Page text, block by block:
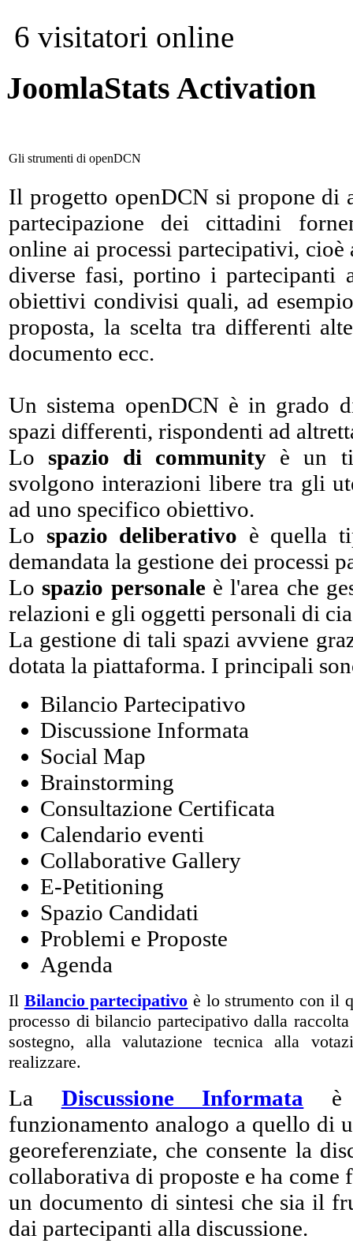
6 visitatori online
JoomlaStats Activation
Gli strumenti di openDCN
Il progetto openDCN si propone di
partecipazione dei cittadini
online ai processi partecipativi, cioè
diverse fasi, portino i partecipanti
obiettivi condivisi quali, ad
proposta, la scelta tra differenti
documento ecc.
Un sistema openDCN è in grado
spazi differenti, rispondenti ad
Lospazio di community è un
svolgono interazioni libere tra gli
ad uno specifico obiettivo.
Lo spazio deliberativo è quella
demandata la gestione dei processi
Lospazio personaleè l'area che
relazioni e gli oggetti personali di
La gestione di tali spazi avviene
dotata la piattaforma. I principali
Bilancio Partecipativo
Discussione Informata
Social Map
Brainstorming
Consultazione Certificata
Calendario eventi
Collaborative Gallery
E-Petitioning
Spazio Candidati
Problemi e Proposte
Agenda
Il Bilancio partecipativo è lo strumento con il
processo di bilancio partecipativo dalla
sostegno, alla valutazione tecnica alla
realizzare.
La Discussione Informata è
funzionamento analogo a quello di
georeferenziate, che consente la
collaborativa di proposte e ha
un documento di sintesi che sia il
dai partecipanti alla discussione.